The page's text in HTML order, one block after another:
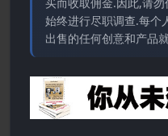
始终进行尽职调查.每个
出售的任何创意和产品